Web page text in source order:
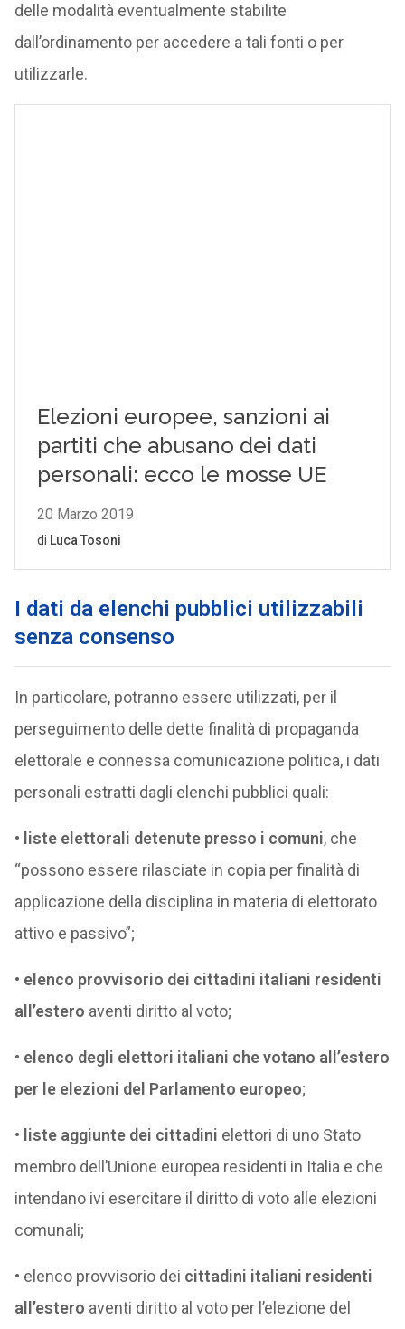
delle modalità eventualmente stabilite
dall’ordinamento per accedere a tali fonti o per
utilizzarle.
I dati da elenchi pubblici utilizzabili
senza consenso
In particolare, potranno essere utilizzati, per il
perseguimento delle dette finalità di propaganda
elettorale e connessa comunicazione politica, i dati
personali estratti dagli elenchi pubblici quali:
• liste elettorali detenute presso i comuni, che
“possono essere rilasciate in copia per finalità di
applicazione della disciplina in materia di elettorato
attivo e passivo”;
• elenco provvisorio dei cittadini italiani residenti
all’estero aventi diritto al voto;
• elenco degli elettori italiani che votano all’estero
per le elezioni del Parlamento europeo;
• liste aggiunte dei cittadini elettori di uno Stato
membro dell’Unione europea residenti in Italia e che
intendano ivi esercitare il diritto di voto alle elezioni
comunali;
• elenco provvisorio dei cittadini italiani residenti
all’estero aventi diritto al voto per l’elezione del